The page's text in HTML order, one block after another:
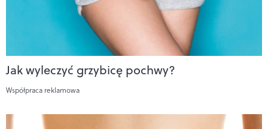
Jak wyleczyć grzybicę pochwy?
Współpraca reklamowa